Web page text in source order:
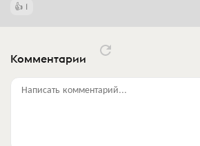
1
Комментарии
Написать комментарий...